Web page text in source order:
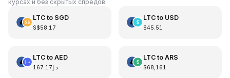
курсах и без скрытых спредов.
LTCto SGD
S$58.17
LTCto USD
$45.51
LTCto AED
د.إ167.17
LTCto ARS
$68,161